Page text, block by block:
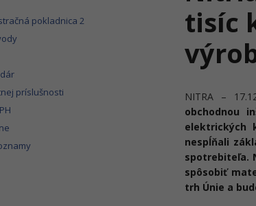
pokladnica 2
príslušnosti
tisíc
NITRA –
obchodnou
elektrických
nespĺňali
spotrebiteľa.
spôsobiť
trh Únie a